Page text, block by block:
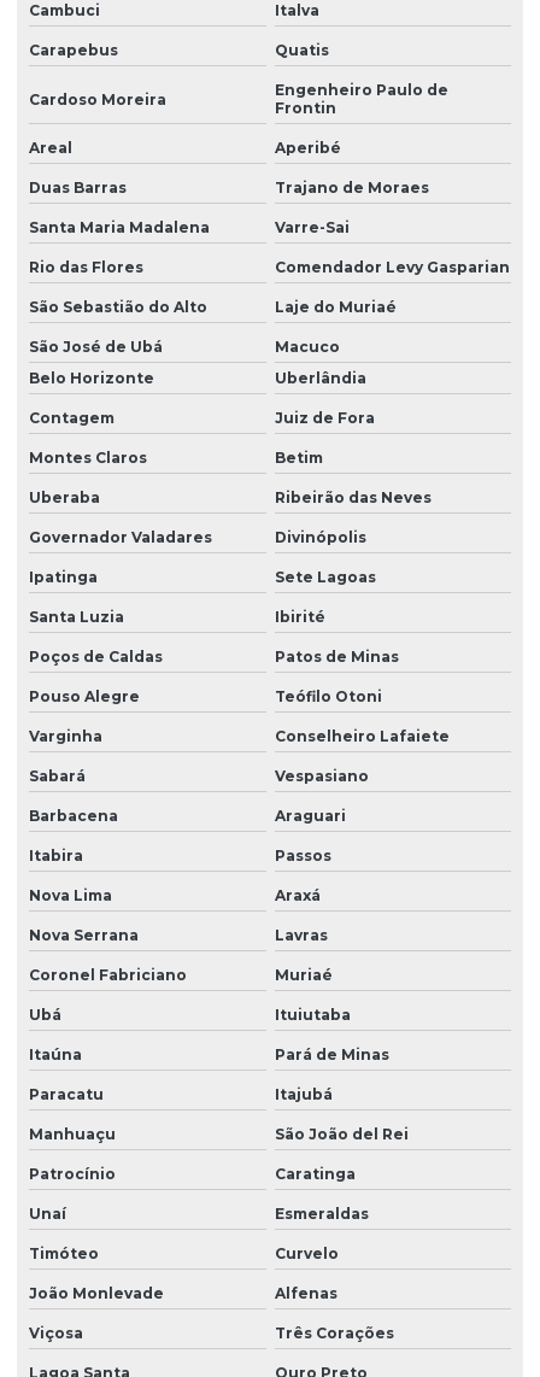
Cambuci Italva
Carapebus Quatis
Cardoso Moreira
Engenheiro Paulo de
Frontin
Areal Aperibé
Duas Barras Trajano de Moraes
Santa Maria Madalena Varre-Sai
Rio das Flores Comendador Levy Gasparian
São Sebastião do Alto Laje do Muriaé
São José de Ubá
Macuco
Belo Horizonte
Uberlândia
Contagem Juiz de Fora
Montes Claros Betim
Uberaba Ribeirão das Neves
Governador Valadares Divinópolis
Ipatinga Sete Lagoas
Santa Luzia Ibirité
Poços de Caldas Patos de Minas
Pouso Alegre Teófilo Otoni
Varginha Conselheiro Lafaiete
Sabará Vespasiano
Barbacena Araguari
Itabira Passos
Nova Lima Araxá
Nova Serrana Lavras
Coronel Fabriciano Muriaé
Ubá Ituiutaba
Itaúna Pará de Minas
Paracatu Itajubá
Manhuaçu São João del Rei
Patrocínio Caratinga
Unaí Esmeraldas
Timóteo Curvelo
João Monlevade Alfenas
Viçosa Três Corações
Lagoa Santa Ouro Preto